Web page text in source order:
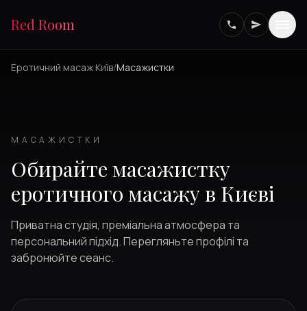
Red Room
Еротичний масаж Київ/Масажистки
МАСАЖИСТКИ
Обирайте масажистку
еротичного масажу в Києві
Приватна студія, преміальна атмосфера та
персональний підхід. Перегляньте профілі та
забронюйте сеанс.